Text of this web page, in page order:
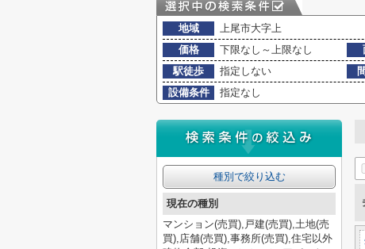
地域
上尾市大字上
価格
下限なし～上限なし
駅徒歩
指定しない
設備条件
指定なし
種別で絞り込む
現在の種別
マンション(売買),戸建(売買),土地(売
買),店舗(売買),事務所(売買),住宅以外